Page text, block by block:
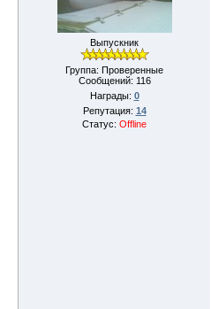
Выпускник
Группа: Проверенные
Сообщений: 116
Награды: 0
Репутация: 14
Статус: Offline